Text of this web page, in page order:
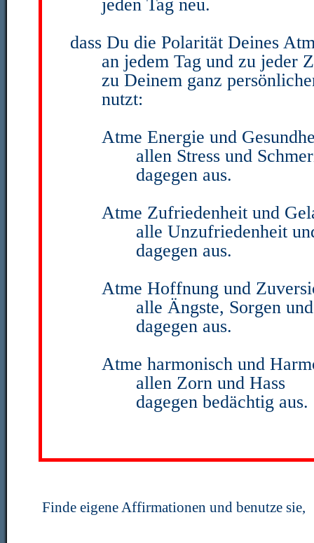
jeden Tag neu.
dass Du die Polarität Deines
an jedem Tag und zu jeder
zu Deinem ganz
nutzt:
Atme Energie und
allen Stress und
dagegen aus.
Atme Zufriedenheit und
alle Unzufriedenheit
dagegen aus.
Atme Hoffnung und
alle Ängste, Sorgen
dagegen aus.
Atme harmonisch und
allen Zorn und Hass
dagegen bedächtig aus.
Finde eigene Affirmationen und benutze sie,